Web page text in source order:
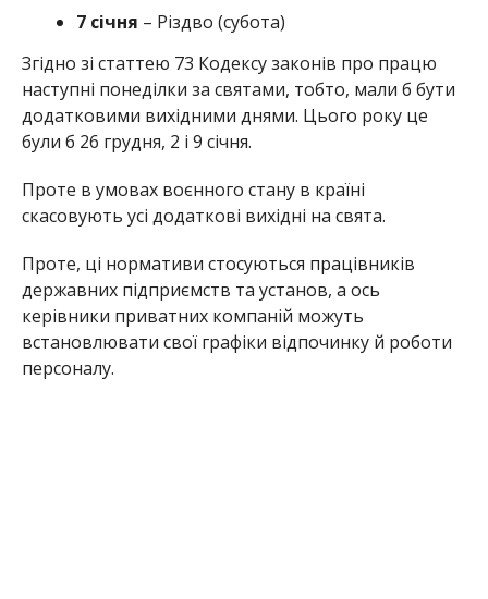
7 січня – Різдво (субота)
Згідно зі статтею 73 Кодексу законів про працю
наступні понеділки за святами, тобто, мали б бути
додатковими вихідними днями. Цього року це
були б 26 грудня, 2 і 9 січня.
Проте в умовах воєнного стану в країні
скасовують усі додаткові вихідні на свята.
Проте, ці нормативи стосуються працівників
державних підприємств та установ, а ось
керівники приватних компаній можуть
встановлювати свої графіки відпочинку й роботи
персоналу.